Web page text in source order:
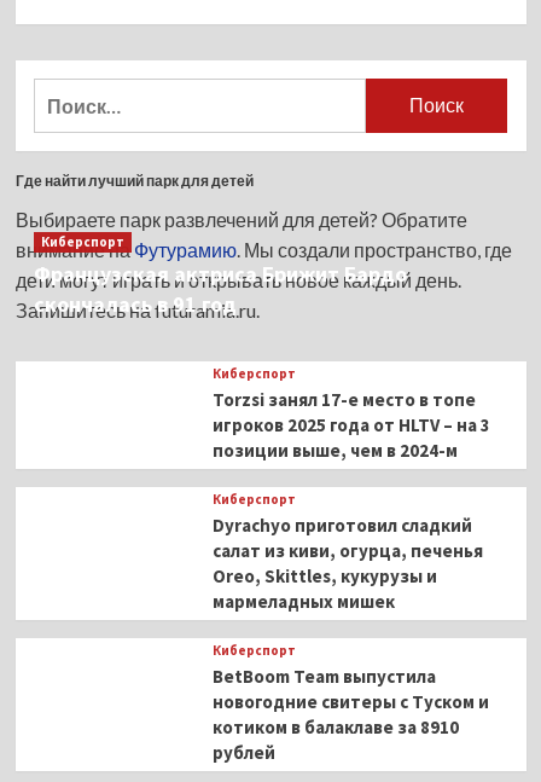
Где найти лучший парк для детей
Выбираете парк развлечений для детей? Обратите
внимание наФутурамию. Мы создали пространство, где
дети могут играть и открывать новое каждый день.
Запишитесь на futuramia.ru.
Киберспорт
Французская актриса Брижит Бардо
скончалась в 91 год
Киберспорт
Torzsi занял 17-е место в топе
игроков 2025 года от HLTV – на 3
позиции выше, чем в 2024-м
Киберспорт
Dyrachyo приготовил сладкий
салат из киви, огурца, печенья
Oreo, Skittles, кукурузы и
мармеладных мишек
Киберспорт
BetBoom Team выпустила
новогодние свитеры с Туском и
котиком в балаклаве за 8910
рублей